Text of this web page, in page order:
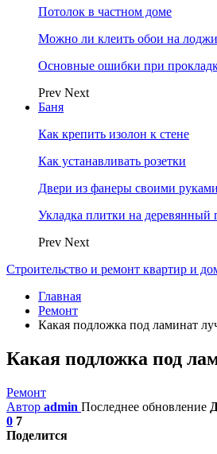
Потолок в частном доме
Можно ли клеить обои на
Основные ошибки при
Prev Next
Баня
Как крепить изолон к стене
Как устанавливать розетки
Двери из фанеры своими руками
Укладка плитки на деревянный
Prev Next
Строительство и ремонт квартир и
Главная
Ремонт
Какая подложка под ламинат
Какая подложка под
Ремонт
Автор admin Последнее обновление
0 7
Поделится